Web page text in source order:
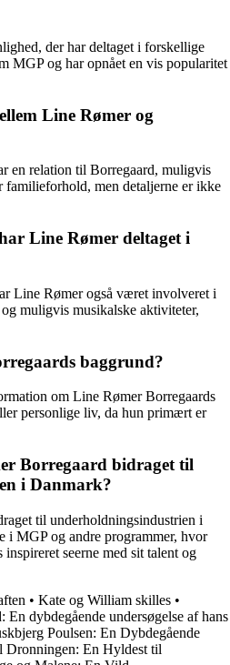
der har deltaget i forskellige
MGP og har opnået en vis popularitet
Line Rømer og
en relation til Borregaard, muligvis
familieforhold, men detaljerne er ikke
Line Rømer deltaget i
Line Rømer også været involveret i
muligvis musikalske aktiviteter,
baggrund?
om Line Rømer Borregaards
personlige liv, da hun primært er
Borregaard bidraget til
i Danmark?
til underholdningsindustrien i
i MGP og andre programmer, hvor
seerne med sit talent og
• Kate og William skilles •
dybdegående undersøgelse af hans
Poulsen: En Dybdegående
Dronningen: En Hyldest til